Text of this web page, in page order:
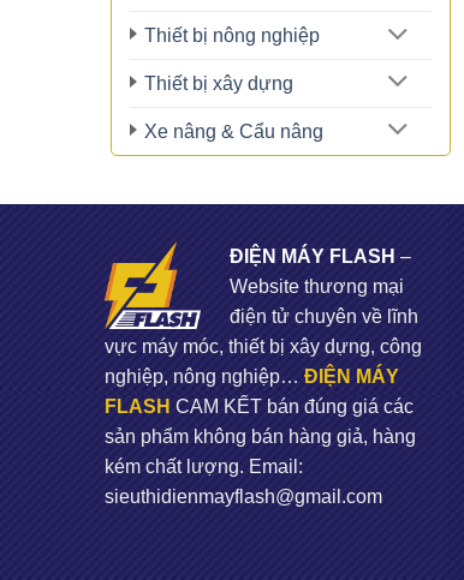
Thiết bị nông nghiệp
Thiết bị xây dựng
Xe nâng & Cẩu nâng
ĐIỆN MÁY FLASH –
Website thương mại
điện tử chuyên về lĩnh
vực máy móc, thiết bị xây dựng, công
nghiệp, nông nghiệp… ĐIỆN MÁY
FLASH CAM KẾT bán đúng giá các
sản phẩm không bán hàng giả, hàng
kém chất lượng. Email:
sieuthidienmayflash@gmail.com